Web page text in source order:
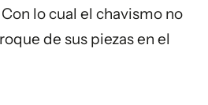
lo cual el chavismo no
de sus piezas en el